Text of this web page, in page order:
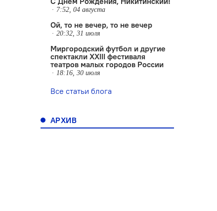
7:52, 04 августа
Ой, то не вечер, то не вечер
20:32, 31 июля
Миргородский футбол и другие
спектакли XXIII фестиваля
театров малых городов России
18:16, 30 июля
Все статьи блога
АРХИВ